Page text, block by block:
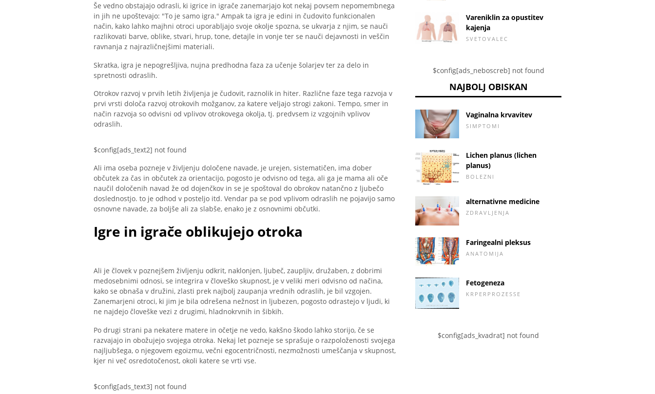
Še vedno obstajajo odrasli, ki igrice in igrače zanemarjajo kot nekaj povsem nepomembnega
in jih ne upoštevajo: "To je samo igra." Ampak ta igra je edini in čudovito funkcionalen
način, kako lahko majhni otroci uporabljajo svoje okolje spozna, se ukvarja z njim, se nauči
razlikovati barve, oblike, stvari, hrup, tone, detajle in vonje ter se nauči dejavnosti in veščin
ravnanja z najrazličnejšimi materiali.
Skratka, igra je nepogrešljiva, nujna predhodna faza za učenje šolarjev ter za delo in
spretnosti odraslih.
Otrokov razvoj v prvih letih življenja je čudovit, raznolik in hiter. Različne faze tega razvoja v
prvi vrsti določa razvoj otrokovih možganov, za katere veljajo strogi zakoni. Tempo, smer in
način razvoja so odvisni od vplivov otrokovega okolja, tj. predvsem iz vzgojnih vplivov
odraslih.
$config[ads_text2] not found
Ali ima oseba pozneje v življenju določene navade, je urejen, sistematičen, ima dober
občutek za čas in občutek za orientacijo, pogosto je odvisno od tega, ali ga je mama ali oče
naučil določenih navad že od dojenčkov in se je spoštoval do obrokov natančno z ljubečo
doslednostjo. to je odhod v posteljo itd. Vendar pa se pod vplivom odraslih ne pojavijo samo
osnovne navade, za boljše ali za slabše, enako je z osnovnimi občutki.
Igre in igrače oblikujejo otroka
Ali je človek v poznejšem življenju odkrit, naklonjen, ljubeč, zaupljiv, družaben, z dobrimi
medosebnimi odnosi, se integrira v človeško skupnost, je v veliki meri odvisno od načina,
kako se obnaša v družini, zlasti prek najbolj zaupanja vrednih odraslih, je bil vzgojen.
Zanemarjeni otroci, ki jim je bila odrešena nežnost in ljubezen, pogosto odrastejo v ljudi, ki
ne najdejo človeške vezi z drugimi, hladnokrvnih in šibkih.
Po drugi strani pa nekatere matere in očetje ne vedo, kakšno škodo lahko storijo, če se
razvajajo in obožujejo svojega otroka. Nekaj ​​let pozneje se sprašuje o razpoloženosti svojega
najljubšega, o njegovem egoizmu, večni egocentričnosti, nezmožnosti umeščanja v skupnost,
kjer ni več osredotočenost, okoli katere se vrti vse.
$config[ads_text3] not found
Vareniklin za opustitev
kajenja
SVETOVALEC
$config[ads_neboscreb] not found
NAJBOLJ OBISKAN
Vaginalna krvavitev
SIMPTOMI
Lichen planus (lichen
planus)
BOLEZNI
alternativne medicine
ZDRAVLJENJA
Faringealni pleksus
ANATOMIJA
Fetogeneza
KRPERPROZESSE
$config[ads_kvadrat] not found